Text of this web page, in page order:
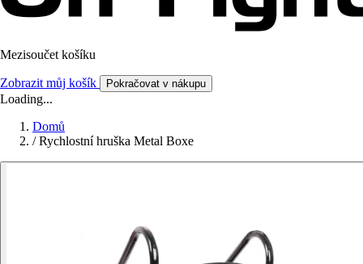
Mezisoučet košíku
Zobrazit můj košík Pokračovat v nákupu
Loading...
Domů
/ Rychlostní hruška Metal Boxe